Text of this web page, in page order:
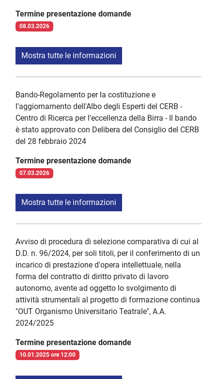
Termine presentazione domande
08.03.2026
Mostra tutte le informazioni
Bando-Regolamento per la costituzione e
l'aggiornamento dell'Albo degli Esperti del CERB -
Centro di Ricerca per l'eccellenza della Birra - Il bando
è stato approvato con Delibera del Consiglio del CERB
del 28 febbraio 2024
Termine presentazione domande
07.03.2026
Mostra tutte le informazioni
Avviso di procedura di selezione comparativa di cui al
D.D. n. 96/2024, per soli titoli, per il conferimento di un
incarico di prestazione d'opera intellettuale, nella
forma del contratto di diritto privato di lavoro
autonomo, avente ad oggetto lo svolgimento di
attività strumentali al progetto di formazione continua
"OUT Organismo Universitario Teatrale", A.A.
2024/2025
Termine presentazione domande
10.01.2025 ore 12:00